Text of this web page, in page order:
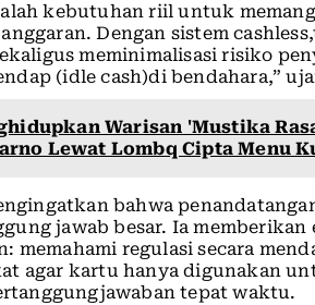
kebutuhan riil untuk
Dengan sistem
meminimalisasi risiko
(idle cash)di bendahara,”
Warisan 'Mustika
Lewat Lombq Cipta Menu
bahwa
jawab besar. Ia
memahami regulasi secara
agar kartu hanya digunakan
tepat waktu.